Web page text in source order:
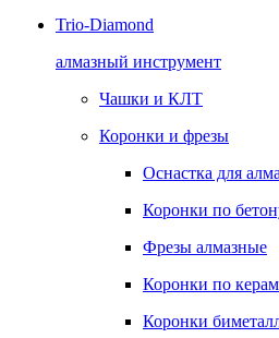
Trio-Diamond
алмазный инструмент
Чашки и КЛТ
Коронки и фрезы
Оснастка для
Коронки по
Фрезы алмазные
Коронки по
Коронки